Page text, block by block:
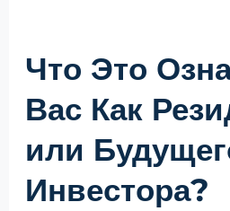
Что Это
Вас Как
или
Инвестора?